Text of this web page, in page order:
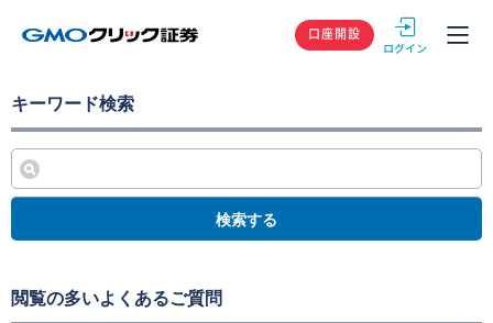
GMOクリック
口座開設
キーワード検索
検索する
閲覧の多いよくあるご質問